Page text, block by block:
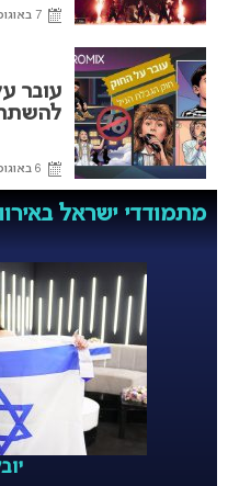
7 באוגוסט 2026
עובר
להשתתף
6 באוגוסט 2026
מתמודדי ישראל